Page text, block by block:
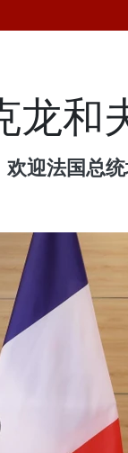
龙和
迎法国总